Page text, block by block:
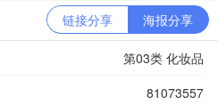
链接分享 海报分享
第03类 化妆品
81073557